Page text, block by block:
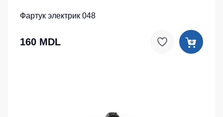
Фартук электрик 048
160 MDL